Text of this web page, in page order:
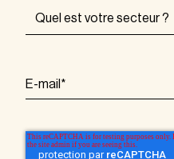
E-mail *